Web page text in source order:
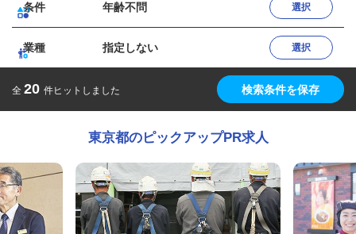
条件 年齢不問 選択
業種 指定しない 選択
全 20 件ヒットしました 検索条件を保存
東京都のピックアップPR求人